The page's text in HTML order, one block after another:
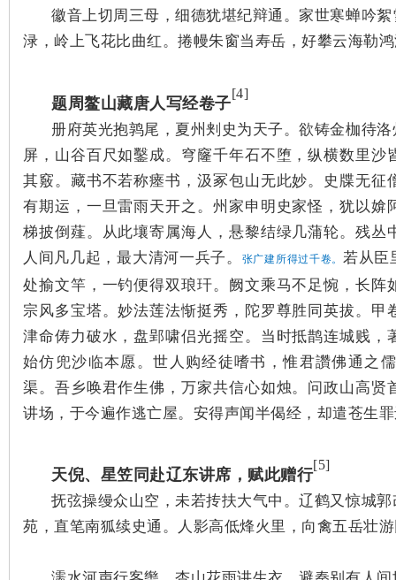
徽音上切周三母，细德犹堪纪辩通。家世寒蝉吟
渌，岭上飞花比曲红。 捲幔朱窗当寿岳，好攀云海勒
题周鳌山藏唐人写经卷子
[4]
册府英光抱鹑尾，夏州刾史为天子。欲铸金枷待
屏，山谷百尺如鑿成。穹窿千年石不堕，纵横数里
其竅。藏书不若称瘗书，汲冢包山无此妙。史牒无征
有期运，一旦雷雨天开之。州家申明史家怪，犹以媕
梯披倒薤。从此壤寄属海人，悬黎结绿几蒲轮。残丛
人间凡几起，最大清河一兵子。
张广建所得过千卷。 若从臣
处揄文竿，一钓便得双琅玕。阙文乘马不足惋，长阵
宗风多宝塔。妙法莲法惭挺秀，陀罗尊胜同英拔。甲
津命俦力破水，盘郢啸侣光摇空。当时抵鹊连城贱，
始仿兜沙临本愿。世人购经徒嗜书，惟君讚佛通之
渠。吾乡唤君作生佛，万家共信心如烛。问政山高贤
讲场，于今遍作逃亡屋。安得声闻半偈经，却遣苍生
天倪、星笠同赴辽东讲席，赋此赠行
[5]
抚弦操缦众山空，未若抟扶大气中。辽鹤又惊城
苑，直笔南狐续史通。人影高低烽火里，向禽五岳壮